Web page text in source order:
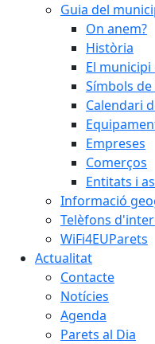
Guia del
On anem?
Història
El
Símbols de
Calendari
Empreses
Comerços
Entitats i
Informació
Telèfons
WiFi4EUParets
Actualitat
Contacte
Notícies
Agenda
Parets al Dia